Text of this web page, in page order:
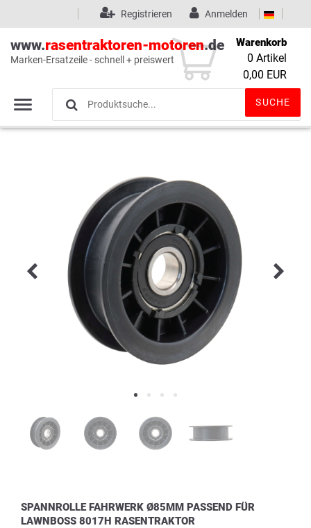
Wunschliste (0)
Anmelden
Registrieren
www.rasentraktoren-motoren.de
Marken-Ersatzeile - schnell + preiswert
SUCHE
Warenkorb
0 Artikel
0,00 EUR
SPANNROLLE FAHRWERK Ø85MM PASSEND FÜR
LAWNBOSS 8017H RASENTRAKTOR